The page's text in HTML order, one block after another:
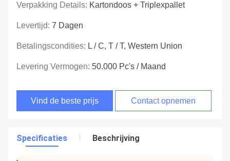
Verpakking Details: Kartondoos + Triplexpallet
Levertijd: 7 Dagen
Betalingscondities: L / C, T / T, Western Union
Levering Vermogen: 50.000 Pc's / Maand
Vind de beste prijs Contact opnemen
Specificaties Beschrijving